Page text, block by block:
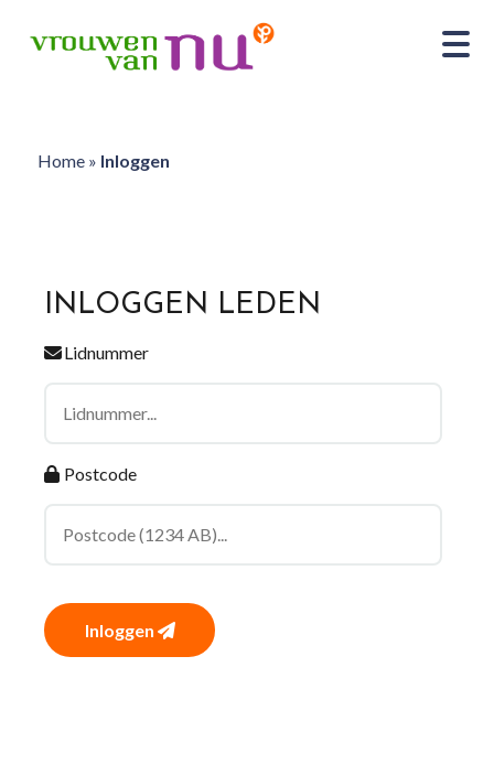
Home» Inloggen
INLOGGEN LEDEN
Lidnummer
Postcode
Inloggen